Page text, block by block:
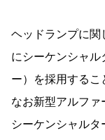
ヘッドランプに関
にシーケンシャル
ー）を採用するこ
なお新型アルファ
シーケンシャル